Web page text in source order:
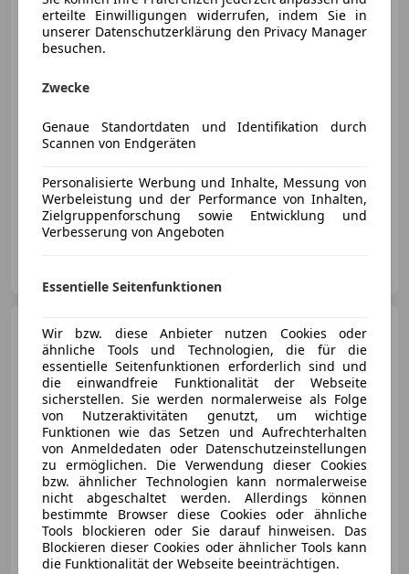
10/2007 99 042 km Benzin
180 kW (245 PS)
Finazierung ohne Anzahlung möglich!
Porsche Cayenne
€ 134 900
06/2026 3 241 km Elektro
166 kW (226 PS)
erteilte Einwilligungen widerrufen, indem Sie in
unserer Datenschutzerklärung den Privacy Manager
besuchen.
Zwecke
Genaue Standortdaten und Identifikation durch
Scannen von Endgeräten
Personalisierte Werbung und Inhalte, Messung von
Werbeleistung und der Performance von Inhalten,
Zielgruppenforschung sowie Entwicklung und
Verbesserung von Angeboten
Essentielle Seitenfunktionen
Wir bzw. diese Anbieter nutzen Cookies oder
ähnliche Tools und Technologien, die für die
essentielle Seitenfunktionen erforderlich sind und
die einwandfreie Funktionalität der Webseite
sicherstellen. Sie werden normalerweise als Folge
von Nutzeraktivitäten genutzt, um wichtige
Funktionen wie das Setzen und Aufrechterhalten
von Anmeldedaten oder Datenschutzeinstellungen
zu ermöglichen. Die Verwendung dieser Cookies
bzw. ähnlicher Technologien kann normalerweise
nicht abgeschaltet werden. Allerdings können
bestimmte Browser diese Cookies oder ähnliche
Tools blockieren oder Sie darauf hinweisen. Das
Blockieren dieser Cookies oder ähnlicher Tools kann
die Funktionalität der Webseite beeinträchtigen.